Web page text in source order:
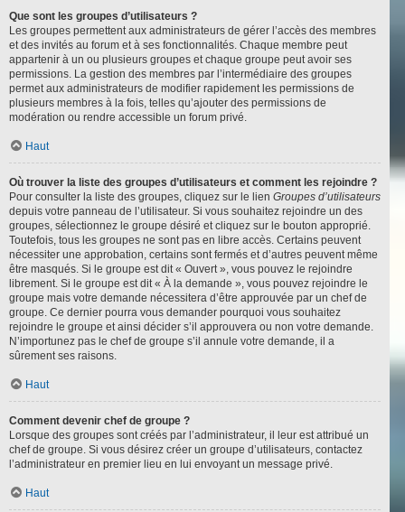
Que sont les groupes d’utilisateurs ?
Les groupes permettent aux administrateurs de gérer l’accès des membres
et des invités au forum et à ses fonctionnalités. Chaque membre peut
appartenir à un ou plusieurs groupes et chaque groupe peut avoir ses
permissions. La gestion des membres par l’intermédiaire des groupes
permet aux administrateurs de modifier rapidement les permissions de
plusieurs membres à la fois, telles qu’ajouter des permissions de
modération ou rendre accessible un forum privé.
Haut
Où trouver la liste des groupes d’utilisateurs et comment les rejoindre ?
Pour consulter la liste des groupes, cliquez sur le lien Groupes d’utilisateurs
depuis votre panneau de l’utilisateur. Si vous souhaitez rejoindre un des
groupes, sélectionnez le groupe désiré et cliquez sur le bouton approprié.
Toutefois, tous les groupes ne sont pas en libre accès. Certains peuvent
nécessiter une approbation, certains sont fermés et d’autres peuvent même
être masqués. Si le groupe est dit « Ouvert », vous pouvez le rejoindre
librement. Si le groupe est dit « À la demande », vous pouvez rejoindre le
groupe mais votre demande nécessitera d’être approuvée par un chef de
groupe. Ce dernier pourra vous demander pourquoi vous souhaitez
rejoindre le groupe et ainsi décider s’il approuvera ou non votre demande.
N’importunez pas le chef de groupe s’il annule votre demande, il a
sûrement ses raisons.
Haut
Comment devenir chef de groupe ?
Lorsque des groupes sont créés par l’administrateur, il leur est attribué un
chef de groupe. Si vous désirez créer un groupe d’utilisateurs, contactez
l’administrateur en premier lieu en lui envoyant un message privé.
Haut